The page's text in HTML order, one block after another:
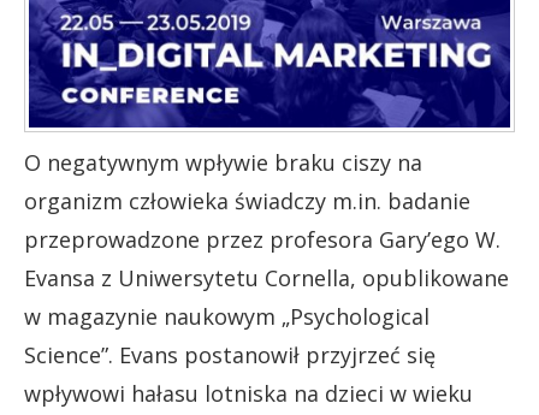
O negatywnym wpływie braku ciszy na
organizm człowieka świadczy m.in. badanie
przeprowadzone przez profesora Gary’ego W.
Evansa z Uniwersytetu Cornella, opublikowane
w magazynie naukowym „Psychological
Science”. Evans postanowił przyjrzeć się
wpływowi hałasu lotniska na dzieci w wieku